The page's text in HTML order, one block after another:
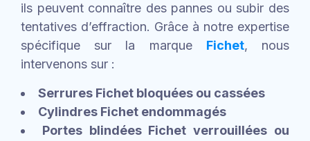
ils peuvent connaître des pannes ou subir des
tentatives d’effraction. Grâce à notre expertise
spécifique sur la marque Fichet, nous
intervenons sur :
Serrures Fichet bloquées ou cassées
Cylindres Fichet endommagés
Portes blindées Fichet verrouillées ou